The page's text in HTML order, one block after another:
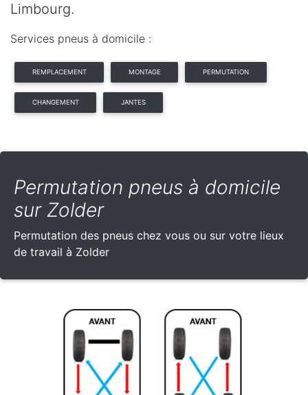
Limbourg.
Services pneus à domicile :
REMPLACEMENT MONTAGE PERMUTATION
CHANGEMENT JANTES
Permutation pneus à domicile
sur Zolder
Permutation des pneus chez vous ou sur votre lieux
de travail à Zolder